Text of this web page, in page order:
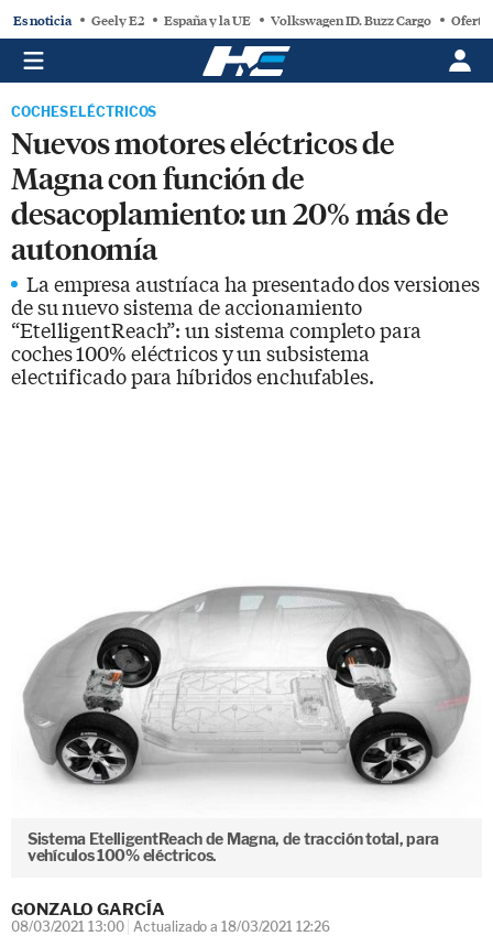
Es noticia Geely E2 España y la UE Volkswagen ID. Buzz Cargo
COCHES ELÉCTRICOS
Nuevos motores eléctricos de
Magna con función de
desacoplamiento: un 20% más de
autonomía
La empresa austríaca ha presentado dos versiones
de su nuevo sistema de accionamiento
“EtelligentReach”: un sistema completo para
coches 100% eléctricos y un subsistema
electrificado para híbridos enchufables.
Sistema EtelligentReach de Magna, de tracción total, para
vehículos 100% eléctricos.
GONZALO GARCÍA
08/03/2021 13:00 Actualizado a 18/03/2021 12:26